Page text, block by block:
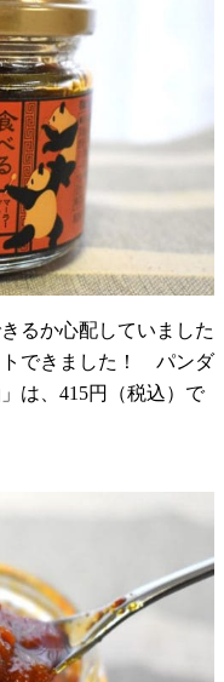
るか心配していました
トできました！ パンダ
は、415円（税込）で